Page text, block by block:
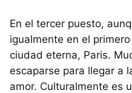
En el tercer puesto,
igualmente en el
ciudad eterna, Paris.
escaparse para llegar a
amor. Culturalmente es